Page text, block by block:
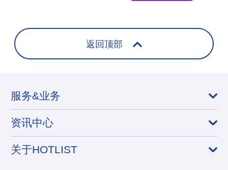
返回顶部
服务&业务
资讯中心
关于HOTLIST